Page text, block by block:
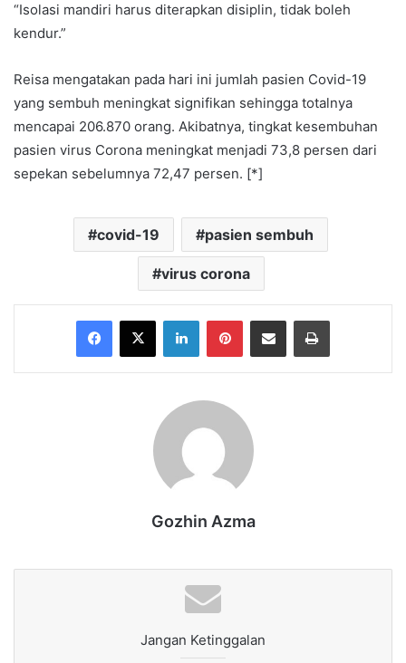
“Isolasi mandiri harus diterapkan disiplin, tidak boleh
kendur.”
Reisa mengatakan pada hari ini jumlah pasien Covid-19
yang sembuh meningkat signifikan sehingga totalnya
mencapai 206.870 orang. Akibatnya, tingkat kesembuhan
pasien virus Corona meningkat menjadi 73,8 persen dari
sepekan sebelumnya 72,47 persen. [*]
covid-19 pasien sembuh
virus corona
Facebook
X LinkedInPinterestShare via Email Print
Gozhin Azma
Jangan Ketinggalan